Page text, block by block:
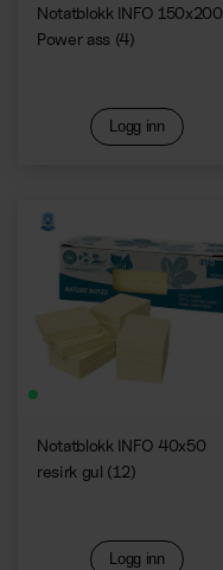
Notatblokk INFO 150x200
Power ass (4)
Logg inn
Notatblokk INFO 40x50
resirk gul (12)
Logg inn